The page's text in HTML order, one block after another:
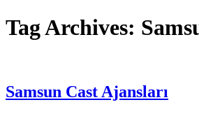
Tag Archives:
Samsun Cast Ajansları